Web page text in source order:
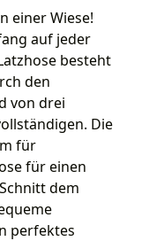
einer Wiese!
auf jeder
besteht
den
von drei
Die
für
für einen
dem
perfektes